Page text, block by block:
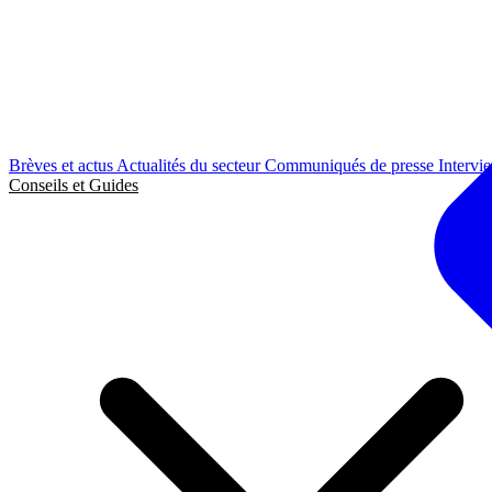
Brèves et actus Actualités du secteurCommuniqués de presse
Conseils et Guides